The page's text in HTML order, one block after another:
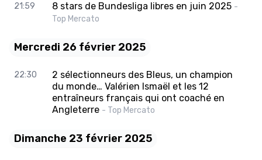
21:59 8 stars de Bundesliga libres en juin 2025 -
Top Mercato
Mercredi 26 février 2025
22:30
2 sélectionneurs des Bleus, un champion
du monde… Valérien Ismaël et les 12
entraîneurs français qui ont coaché en
Angleterre - Top Mercato
Dimanche 23 février 2025